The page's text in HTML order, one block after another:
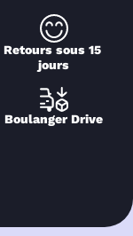
Retours sous 15
jours
Boulanger Drive